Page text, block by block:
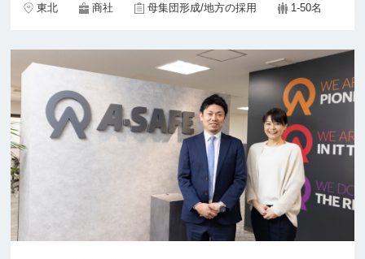
東北 商社 母集団形成/地方の採用 1-50名